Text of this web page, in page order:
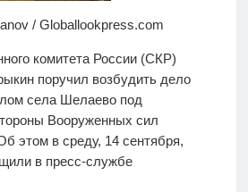
/ Globallookpress.com
комитета России (СКР)
поручил возбудить дело
села Шелаево под
Вооруженных сил
этом в среду, 14 сентября,
в пресс-службе